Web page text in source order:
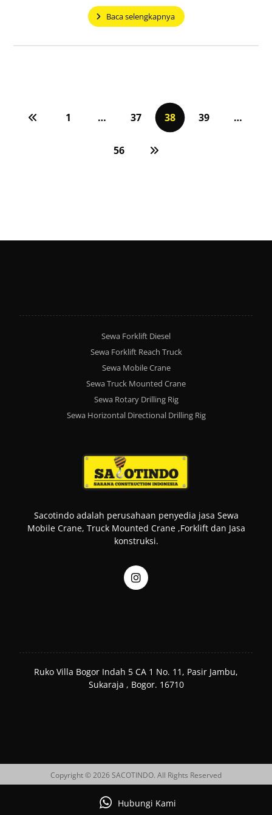
Baca selengkapnya
1 … 37 38 39 …
56
Sewa Forklift Diesel
Sewa Forklift Reach Truck
Sewa Mobile Crane
Sewa Truck Mounted Crane
Sewa Rotary Drilling Rig
Sewa Horizontal Directional Drilling Rig
Sacotindo adalah perusahaan penyedia jasa Sewa
Mobile Crane, Truck Mounted Crane ,Forklift dan Jasa
konstruksi.
Ruko Villa Bogor Indah 5 CA 1 No. 11, Pasir Jambu,
Sukaraja , Bogor. 16710
Copyright © 2026 SACOTINDO. All Rights Reserved
Hubungi Kami